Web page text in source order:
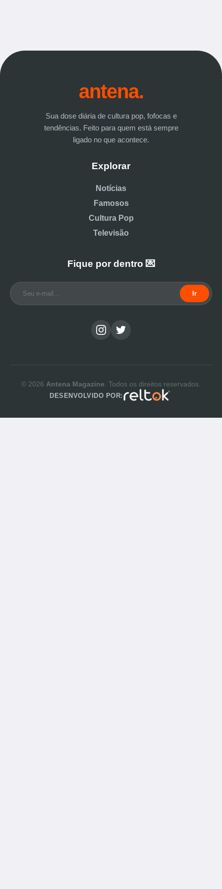
antena.
Sua dose diária de cultura pop, fofocas e
tendências. Feito para quem está sempre
ligado no que acontece.
Explorar
Notícias
Famosos
Cultura Pop
Televisão
Fique por dentro 💌
Ir
© 2026 Antena Magazine . Todos os direitos reservados.
DESENVOLVIDO POR: